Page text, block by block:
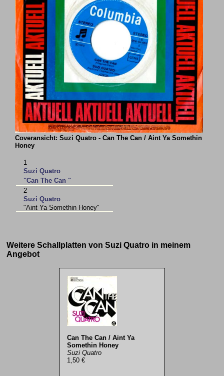
Coveransicht: Suzi Quatro - Can The Can / Aint Ya Somethin
Honey
1
Suzi Quatro
"Can The Can "
2
Suzi Quatro
"Aint Ya Somethin Honey"
Weitere Schallplatten von Suzi Quatro in meinem
Angebot
Can The Can / Aint Ya
Somethin Honey
Suzi Quatro
1,50 €